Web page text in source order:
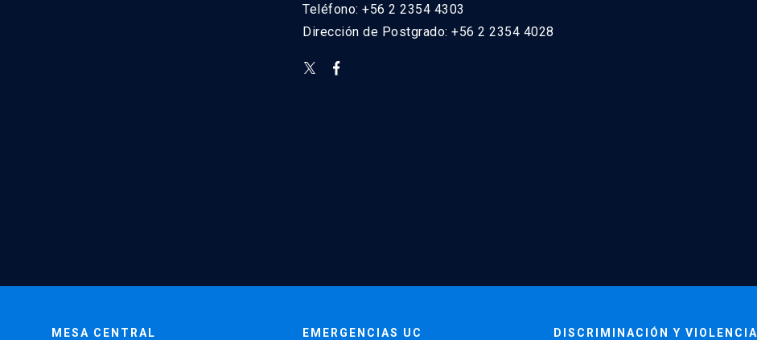
Teléfono: +56 2 2354 4303
Dirección de Postgrado: +56 2 2354 4028
MESA CENTRAL EMERGENCIAS UC DISCRIMINACIÓN Y VIOLENCIA